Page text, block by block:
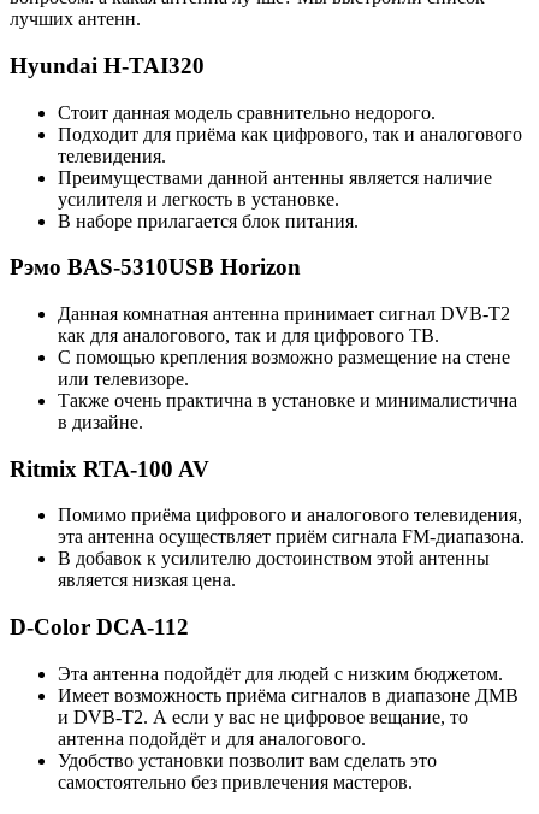
лучших антенн.
Hyundai H-TAI320
Стоит данная модель сравнительно недорого.
Подходит для приёма как цифрового, так и аналогового
телевидения.
Преимуществами данной антенны является наличие
усилителя и легкость в установке.
В наборе прилагается блок питания.
Рэмо BAS-5310USB Horizon
Данная комнатная антенна принимает сигнал DVB-T2
как для аналогового, так и для цифрового ТВ.
С помощью крепления возможно размещение на стене
или телевизоре.
Также очень практична в установке и минималистична
в дизайне.
Ritmix RTA-100 AV
Помимо приёма цифрового и аналогового телевидения,
эта антенна осуществляет приём сигнала FM-диапазона.
В добавок к усилителю достоинством этой антенны
является низкая цена.
D-Color DCA-112
Эта антенна подойдёт для людей с низким бюджетом.
Имеет возможность приёма сигналов в диапазоне ДМВ
и DVB-T2. А если у вас не цифровое вещание, то
антенна подойдёт и для аналогового.
Удобство установки позволит вам сделать это
самостоятельно без привлечения мастеров.